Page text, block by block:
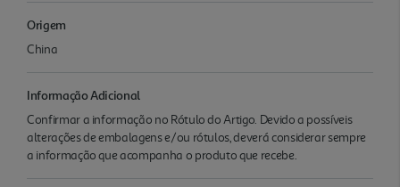
Origem
China
Informação Adicional
Confirmar a informação no Rótulo do Artigo. Devido a possíveis
alterações de embalagens e/ou rótulos, deverá considerar sempre
a informação que acompanha o produto que recebe.